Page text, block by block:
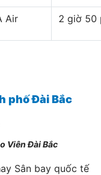
Air 2 giờ 50
phố Đài Bắc
Viên Đài Bắc
Sân bay quốc tế